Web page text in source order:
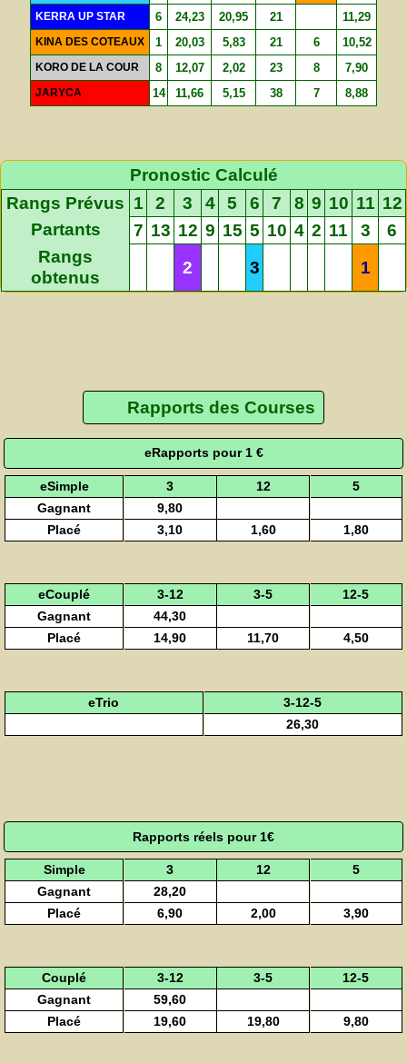
KERRA UP STAR 6 24,23 20,95 21 11,29
KINA DES COTEAUX 1 20,03 5,83 21 6 10,52
KORO DE LA COUR 8 12,07 2,02 23 8 7,90
JARYCA 14 11,66 5,15 38 7 8,88
Pronostic Calculé
Rangs Prévus 1 2 3 4 5 6 7 8 9 10 11 12
Partants
7 13 12 9 15 5 10 4 2 11 3
6
Rangs
obtenus
2 3 1
Rapports des Courses
eRapports pour 1 €
eSimple 3 12
5
Gagnant
9,80
Placé
3,10 1,60 1,80
eCouplé 3-12 3-5
12-5
Gagnant
44,30
Placé
14,90 11,70 4,50
eTrio
3-12-5
26,30
Rapports réels pour 1€
Simple 3 12
5
Gagnant
28,20
Placé
6,90 2,00 3,90
Couplé 3-12 3-5
12-5
Gagnant
59,60
Placé
19,60 19,80 9,80